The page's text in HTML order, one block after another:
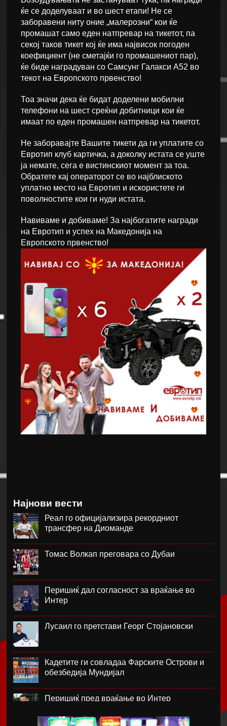
ќе се доделуваат и во шест етапи! Не се
заборавени ниту оние „малерозни“ кои ќе
промашат само еден натпревар на тикетот, па
секој таков тикет кој ќе има највисок погоден
коефициент (не сметајќи го промашениот пар),
ќе биде наградуван со Самсунг Галакси А52 во
текот на Европското првенство!
Тоа значи дека ќе бидат доделени мобилни
телефони на шест среќни добитници кои ќе
имаат по еден промашен натпревар на тикетот.
Не заборавајте Вашите тикети да ги уплатите со
Евротип клуб картичка, а доколку истата се уште
ја немате, сега е вистинскиот момент за тоа.
Обратете кај операторот се во најблиското
уплатно место на Евротип и искористете ги
поволностите кои ги нуди истата.
Навиваме и добиваме! За најбогатите награди
на Евротип и успех на Македонија на
Европското првенство!
Најнови вести
Реал го официјализира рекордниот
трансфер на Диоманде
Томас Волкап преговара со Дубаи
Перишиќ дал согласност за враќање во
Интер
Лусаил го претстави Георг Стојановски
Кадетите ги совладаа Фарските Острови и
обезбедија Мундијал
Перишиќ пред враќање во Интер